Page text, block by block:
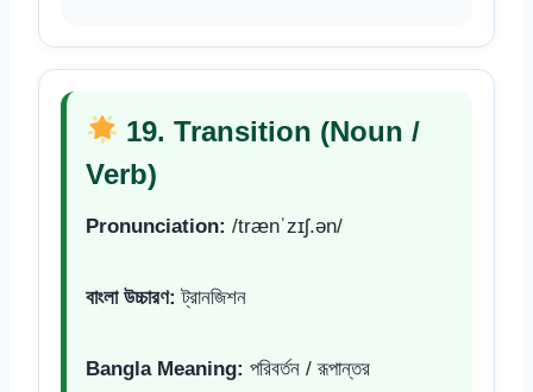
19. Transition (Noun /
Verb)
Pronunciation: /trænˈzɪʃ.ən/
বাংলা উচ্চারণ: ট্রানজিশন
Bangla Meaning: পরিবর্তন / রূপান্তর